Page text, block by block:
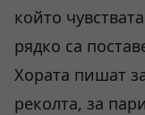
който
рядко са
Хората пишат
реколта, за